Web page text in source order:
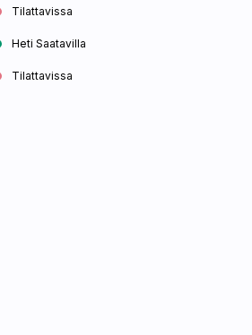
Tilattavissa
Heti Saatavilla
Tilattavissa